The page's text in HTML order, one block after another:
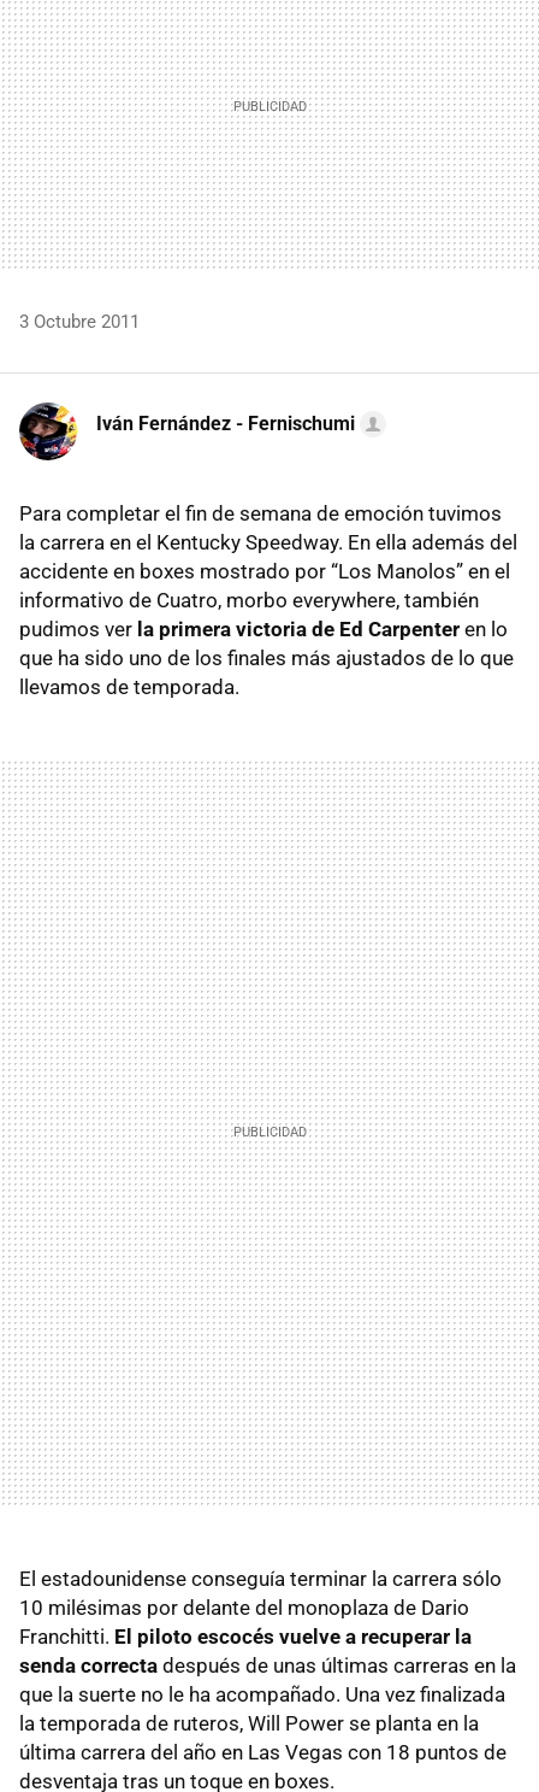
3 Octubre 2011
Iván Fernández - Fernischumi
Para completar el fin de semana de emoción tuvimos
la carrera en el Kentucky Speedway. En ella además del
accidente en boxes mostrado por “Los Manolos” en el
informativo de Cuatro, morbo everywhere, también
pudimos ver la primera victoria de Ed Carpenter en lo
que ha sido uno de los finales más ajustados de lo que
llevamos de temporada.
El estadounidense conseguía terminar la carrera sólo
10 milésimas por delante del monoplaza de Dario
Franchitti. El piloto escocés vuelve a recuperar la
senda correcta después de unas últimas carreras en la
que la suerte no le ha acompañado. Una vez finalizada
la temporada de ruteros, Will Power se planta en la
última carrera del año en Las Vegas con 18 puntos de
desventaja tras un toque en boxes.